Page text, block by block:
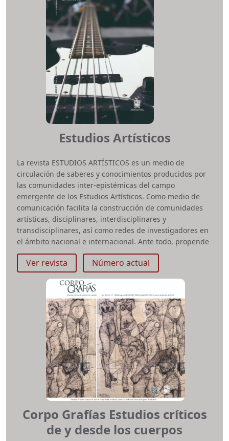
desarrollo en procesos de ingeniería. Asi mismo, la
revista TIA tiene una cobertura geográfica nacional e
internacional.
2344-8288
Periodicidad:Semestral
Área temática:Ingeniería y afines
Ingeniería
Estudios Artísticos
La revista ESTUDIOS ARTÍSTICOS es un medio de
circulación de saberes y conocimientos producidos por
las comunidades inter-epistémicas del campo
emergente de los Estudios Artísticos. Como medio de
comunicación facilita la construcción de comunidades
artísticas, disciplinares, interdisciplinares y
transdisciplinares, así como redes de investigadores en
el ámbito nacional e internacional. Ante todo, propende
por la apropiación social de las diversas formas del
conocimiento como medio para transformación de
sujetos y colectividades
2500-6975
2500-9311
Periodicidad:Semestral
Área temática:Artes
Facultad:Artes ASAB
revestudiosartisticos.ud@udistrital.edu.co
Ver revista Número actual
Corpo Grafías Estudios críticos
de y desde los cuerpos